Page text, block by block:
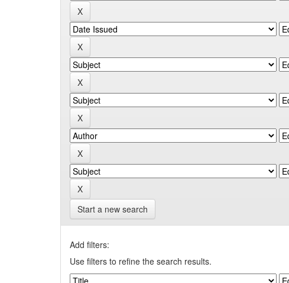
Start a new search
Add filters:
Use filters to refine the search results.